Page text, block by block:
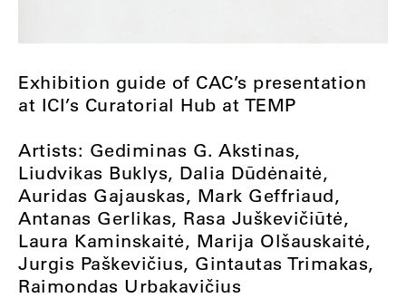
Exhibition guide of CAC’s presentation
at ICI’s Curatorial Hub at TEMP
Artists: Gediminas G. Akstinas,
Liudvikas Buklys, Dalia Dūdėnaitė,
Auridas Gajauskas, Mark Geffriaud,
Antanas Gerlikas, Rasa Juškevičiūtė,
Laura Kaminskaitė, Marija Olšauskaitė,
Jurgis Paškevičius, Gintautas Trimakas,
Raimondas Urbakavičius